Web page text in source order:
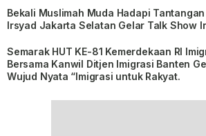
Bekali Muslimah Muda Hadapi
Irsyad Jakarta Selatan Gelar Talk Show
Semarak HUT KE-81 Kemerdekaan RI
Bersama Kanwil Ditjen Imigrasi Banten
Wujud Nyata “Imigrasi untuk Rakyat.